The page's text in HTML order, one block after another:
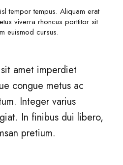
tempor tempus. Aliquam erat
viverra rhoncus porttitor sit
euismod cursus.
amet imperdiet
congue metus ac
Integer varius
In finibus dui libero,
pretium.